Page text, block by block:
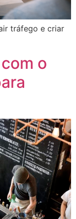
tráfego e criar
o